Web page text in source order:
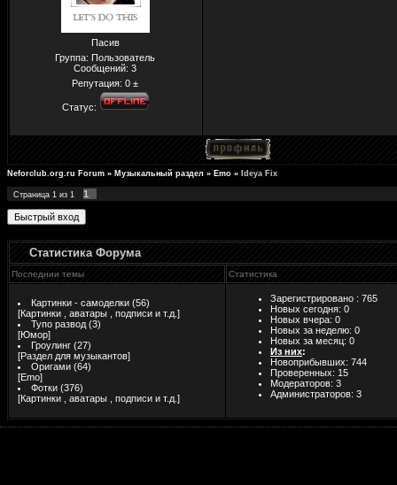
Пасив
Группа: Пользователь
Сообщений:3
Репутация:0 ±
Статус:
Neforclub.org.ru Forum » Музыкальный раздел » Emo » Ideya Fix
Страница 1 из 1 1
Статистика Форума
Последнии темы Статистика
Картинки - самоделки (56)
[Картинки , аватары , подписи и т.д. ]
Тупо развод (3)
[Юмор]
Гроулинг (27)
[Раздел для музыкантов]
Оригами (64)
[Emo]
Фотки (376)
[Картинки , аватары , подписи и т.д. ]
Зарегистрировано : 765
Новых сегодня: 0
Новых вчера: 0
Новых за неделю: 0
Новых за месяц: 0
Из них:
Новоприбывших: 744
Проверенных: 15
Модераторов: 3
Администраторов: 3